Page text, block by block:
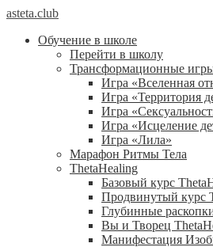
asteta.club
Обучение в школе
Перейти в школу
Трансформационные
Игра «Вселенная
Игра «Территория
Игра
Игра «Исцеление
Игра «Лила»
Марафон Ритмы Тела
ThetaHealing
Базовый курс
Продвинутый курс
Глубинные
Вы и Творец
Манифестация